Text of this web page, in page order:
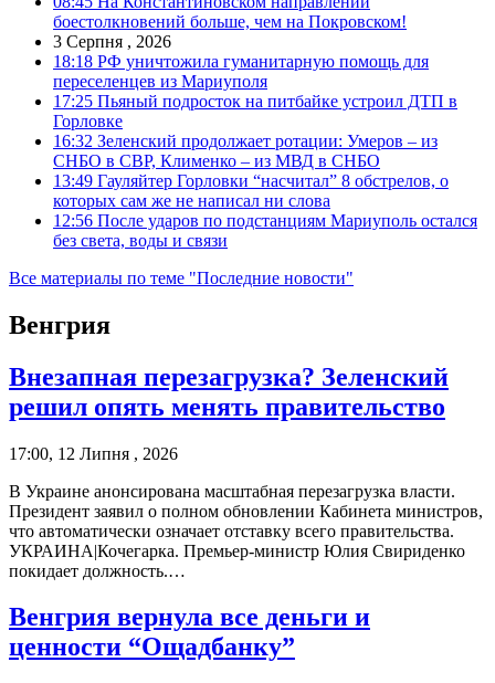
боестолкновений больше, чем на Покровском!
3 Серпня , 2026
18:18 РФ уничтожила гуманитарную помощь для
переселенцев из Мариуполя
17:25 Пьяный подросток на питбайке устроил ДТП в
Горловке
16:32 Зеленский продолжает ротации: Умеров – из
СНБО в СВР, Клименко – из МВД в СНБО
13:49 Гауляйтер Горловки “насчитал” 8 обстрелов, о
которых сам же не написал ни слова
12:56 После ударов по подстанциям Мариуполь остался
без света, воды и связи
Все материалы по теме "Последние новости"
Венгрия
Внезапная перезагрузка? Зеленский
решил опять менять правительство
17:00, 12 Липня , 2026
В Украине анонсирована масштабная перезагрузка власти.
Президент заявил о полном обновлении Кабинета министров,
что автоматически означает отставку всего правительства.
УКРАИНА|Кочегарка. Премьер-министр Юлия Свириденко
покидает должность.…
Венгрия вернула все деньги и
ценности “Ощадбанку”